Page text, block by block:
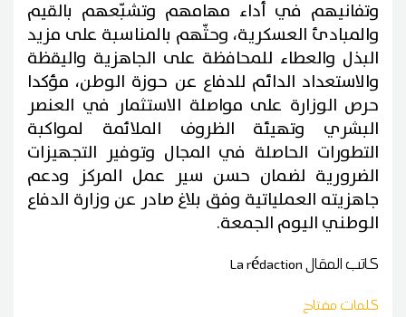
وتفانيهم في أداء مهامهم وتشبّعهم بالقيم
والمبادئ العسكرية، وحثّهم بالمناسبة على مزيد
البذل والعطاء للمحافظة على الجاهزية واليقظة
والاستعداد الدائم للدفاع عن حوزة الوطن، مؤكدا
حرص الوزارة على مواصلة الاستثمار في العنصر
البشري وتهيئة الظروف الملائمة لمواكبة
التطورات الحاصلة في المجال وتوفير التجهيزات
الضرورية لضمان حسن سير عمل المركز ودعم
جاهزيته العملياتية وفق بلاغ صادر عن وزارة الدفاع
الوطني اليوم الجمعة.
كاتب المقالLa rédaction
كلمات مفتاح